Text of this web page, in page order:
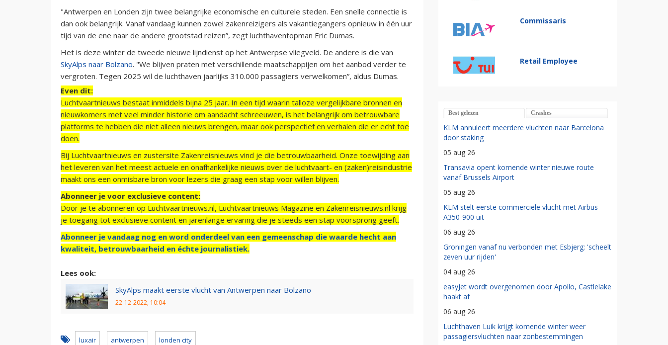
"Antwerpen en Londen zijn twee belangrijke economische en culturele steden. Een snelle connectie is
dan ook belangrijk. Vanaf vandaag kunnen zowel zakenreizigers als vakantiegangers opnieuw in één uur
tijd van de ene naar de andere grootstad reizen”, zegt luchthaventopman Eric Dumas.
Het is deze winter de tweede nieuwe lijndienst op het Antwerpse vliegveld. De andere is die van
SkyAlps naar Bolzano. "We blijven praten met verschillende maatschappijen om het aanbod verder te
vergroten. Tegen 2025 wil de luchthaven jaarlijks 310.000 passagiers verwelkomen”, aldus Dumas.
Even dit:
Luchtvaartnieuws bestaat inmiddels bijna 25 jaar. In een tijd waarin talloze vergelijkbare bronnen en
nieuwkomers met veel minder historie om aandacht schreeuwen, is het belangrijk om betrouwbare
platforms te hebben die niet alleen nieuws brengen, maar ook perspectief en verhalen die er echt toe
doen.
Bij Luchtvaartnieuws en zustersite Zakenreisnieuws vind je die betrouwbaarheid. Onze toewijding aan
het leveren van het meest actuele en onafhankelijke nieuws over de luchtvaart- en (zaken)reisindustrie
maakt ons een onmisbare bron voor lezers die graag een stap voor willen blijven.
Abonneer je voor exclusieve content:
Door je te abonneren op Luchtvaartnieuws.nl, Luchtvaartnieuws Magazine en Zakenreisnieuws.nl krijg
je toegang tot exclusieve content en jarenlange ervaring die je steeds een stap voorsprong geeft.
Abonneer je vandaag nog en word onderdeel van een gemeenschap die waarde hecht aan
kwaliteit, betrouwbaarheid en échte journalistiek.
Lees ook:
SkyAlps maakt eerste vlucht van Antwerpen naar Bolzano
22-12-2022, 10:04
luxair antwerpen londen city
Commissaris
Retail Employee
Best gelezen Crashes
KLM annuleert meerdere vluchten naar Barcelona
door staking
05 aug 26
Transavia opent komende winter nieuwe route
vanaf Brussels Airport
05 aug 26
KLM stelt eerste commerciële vlucht met Airbus
A350-900 uit
06 aug 26
Groningen vanaf nu verbonden met Esbjerg: 'scheelt
zeven uur rijden'
04 aug 26
easyJet wordt overgenomen door Apollo, Castlelake
haakt af
06 aug 26
Luchthaven Luik krijgt komende winter weer
passagiersvluchten naar zonbestemmingen